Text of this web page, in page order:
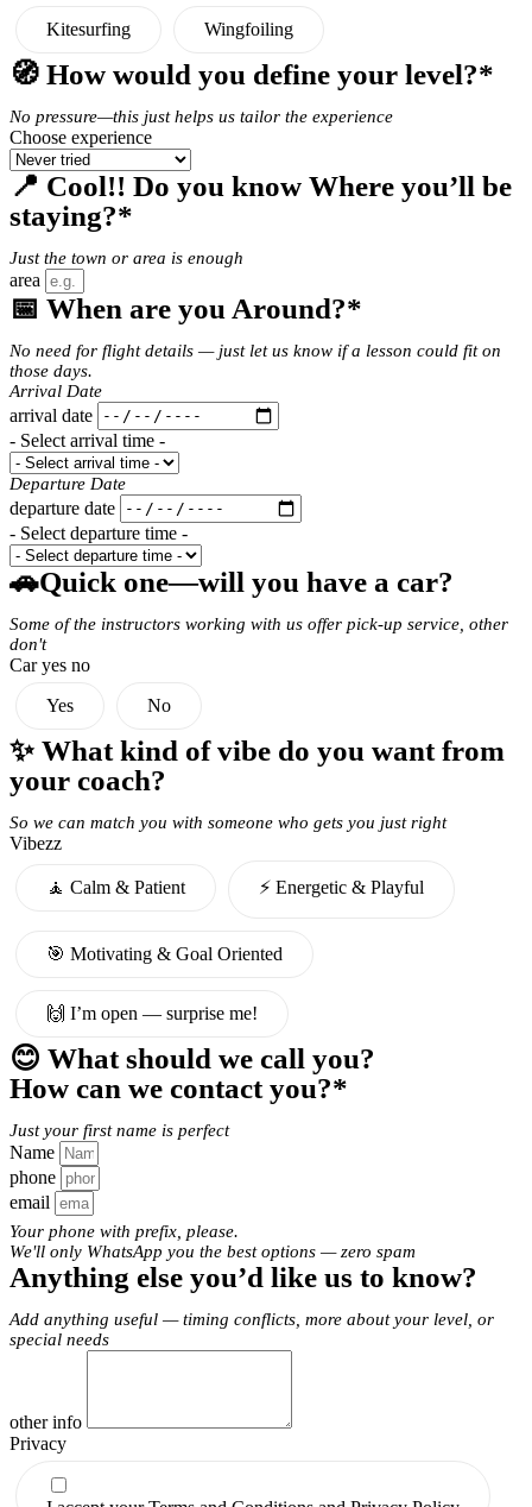
Kitesurfing
Wingfoiling
🧭 How would you define your level?*
No pressure—this just helps us tailor the experience
Choose experience
📍 Cool!! Do you know Where you’ll be
staying?*
Just the town or area is enough
area
📅 When are you Around?*
No need for flight details — just let us know if a lesson could fit on
those days.
Arrival Date
arrival date
- Select arrival time -
Departure Date
departure date
- Select departure time -
🚗Quick one—will you have a car?
Some of the instructors working with us offer pick-up service, other
don't
Car yes no
Yes
No
✨ What kind of vibe do you want from
your coach?
So we can match you with someone who gets you just right
Vibezz
🧘 Calm & Patient ⚡️ Energetic & Playful
🎯 Motivating & Goal Oriented
🙌 I’m open — surprise me!
😊 What should we call you?
How can we contact you?*
Just your first name is perfect
Name
phone
email
Your phone with prefix, please.
We'll only WhatsApp you the best options — zero spam
Anything else you’d like us to know?
Add anything useful — timing conflicts, more about your level, or
special needs
other info
Privacy